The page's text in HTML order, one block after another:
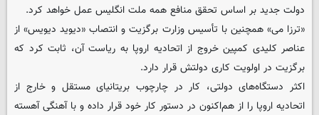
دولت جدید بر اساس تحقق منافع همه ملت انگلیس عمل خواهد کرد.
«ترزا می» همچنین با تأسیس وزارت برگزیت و انتصاب «دیوید دیویس» از
عناصر کلیدی کمپین خروج از اتحادیه اروپا به ریاست آن، ثابت کرد که
برگزیت در اولویت کاری دولتش قرار دارد.
اکثر دستگاه‌های دولتی، کار در چارچوب بریتانیای مستقل و خارج از
اتحادیه اروپا را از هم‌اکنون در دستور کار خود قرار داده و با آهنگی آهسته